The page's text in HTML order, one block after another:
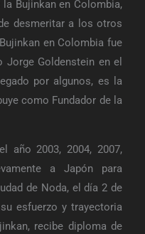
Bujinkan en Colombia,
desmeritar a los otros
en Colombia fue
Goldenstein en el
por algunos, es la
como Fundador de la
año 2003, 2004, 2007,
a Japón para
de Noda, el día 2 de
esfuerzo y trayectoria
recibe diploma de